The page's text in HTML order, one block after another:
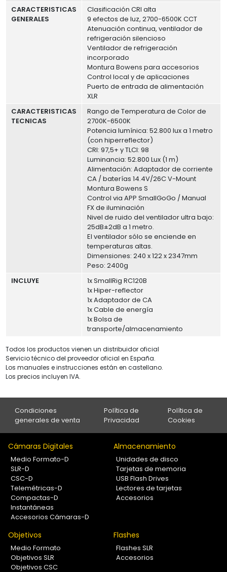
CARACTERISTICAS
GENERALES
Clasificación CRI alta
9 efectos de luz, 2700-6500K CCT
Atenuación continua, ventilador de
refrigeración silencioso
Ventilador de refrigeración
incorporado
Montura Bowens para accesorios
Control local y de aplicaciones
Puerto de entrada de alimentación
XLR
CARACTERISTICAS
TECNICAS
Rango de Temperatura de Color de
2700K-6500K
Potencia lumínica: 52.800 lux a 1 metro
(con hiperreflector)
CRI: 97,5+ y TLCI: 98
Luminancia: 52.800 Lux (1 m)
Alimentación: Adaptador de corriente
CA / baterías 14.4V/26C V-Mount
Montura Bowens S
Control via APP SmallGoGo / Manual
FX de iluminación
Nivel de ruido del ventilador ultra bajo:
25dB±2dB a 1 metro.
El ventilador sólo se enciende en
temperaturas altas.
Dimensiones: 240 x 122 x 2347mm
Peso: 2400g
INCLUYE
1x SmallRig RC120B
1x Hiper-reflector
1x Adaptador de CA
1x Cable de energía
1x Bolsa de
transporte/almacenamiento
Todos los productos vienen un distribuidor oficial
Servicio técnico del proveedor oficial en España.
Los manuales e instrucciones están en castellano.
Los precios incluyen IVA.
Condiciones
generales de venta
Política de
Privacidad
Política de
Cookies
Cámaras Digitales
Medio Formato-D
SLR-D
CSC-D
Telemétricas-D
Compactas-D
Instantáneas
Accesorios Cámaras-D
Almacenamiento
Unidades de disco
Tarjetas de memoria
USB Flash Drives
Lectores de tarjetas
Accesorios
Objetivos
Medio Formato
Objetivos SLR
Objetivos CSC
Flashes
Flashes SLR
Accesorios